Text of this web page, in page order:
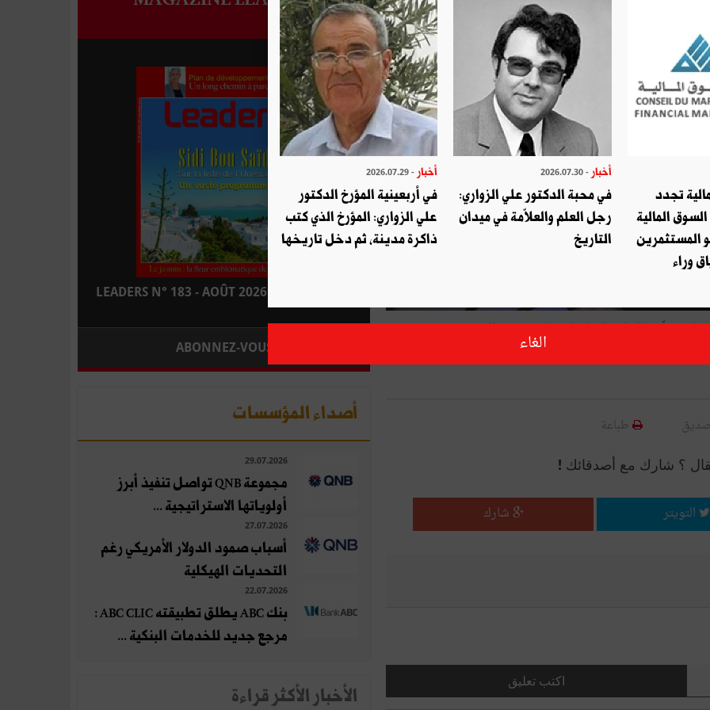
مكلّفة بالتعاون الدبلوماسي لدى رئيس الجمهورية. وهي
وحقوق الطفل بكليّة العلوم القانونية والسياسية والاجتماعية
طباعة
؟ شارك مع أصدقائك !
التويتر شارك
اكتب تعليق
LEADERS N° 183 - AOÛT 2026 : EN KIOSQUE
ABONNEZ-VOUS
أصداء المؤسسات
29.07.2026
مجموعة QNB تواصل تنفيذ أبرز
أولوياتها الاستراتيجية ...
27.07.2026
أسباب صمود الدولار الأمريكي رغم
التحديات الهيكلية
22.07.2026
بنك ABC يطلق تطبيقته ABC CLIC :
مرجع جديد للخدمات البنكية ...
الأخبار الأكثر قراءة
تجدد
المالية
المستثمرين
وراء
أخبار - 2026.07.30
في محبة الدكتور علي الزواري:
رجل العلم والعلاّمة في ميدان
التاريخ
أخبار - 2026.07.29
في أربعينية المؤرخ الدكتور
علي الزواري: المؤرخ الذي كتب
ذاكرة مدينة، ثم دخل تاريخها
الغاء